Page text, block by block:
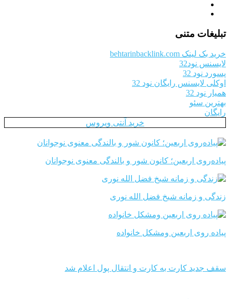
تبلیغات متنی
خرید بک لینک behtarinbacklink.com
لایسنس نود32
پسورد نود 32
اوکلی لایسنس رایگان نود 32
همیار نود 32
بهترین سئو
رایگان
خرید آنتی ویروس
پیاده‌روی اربعین؛ کانون شور و بالندگی معنوی نوجوانان
زندگی و زمانه شیخ فضل الله نوری
پیاده روی اربعین ومشکل خانواده
سقف جدید کارت به کارت و انتقال پول اعلام شد